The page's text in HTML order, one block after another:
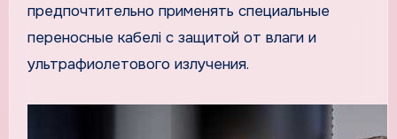
предпочтительно применять специальные
переносные кабелі с защитой от влаги и
ультрафиолетового излучения.